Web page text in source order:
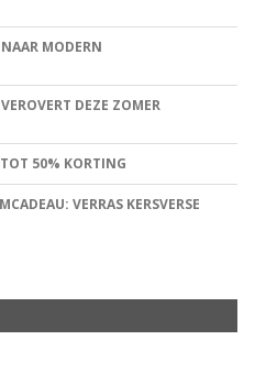
MODERN
DEZE ZOMER
50% KORTING
VERRAS KERSVERSE